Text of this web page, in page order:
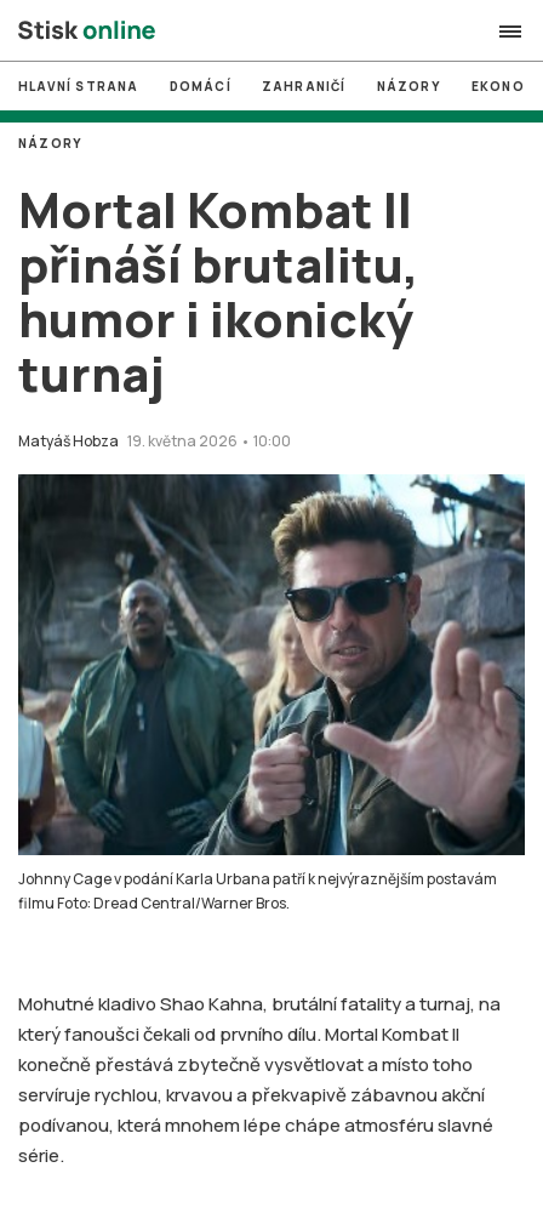
search
# MUNI
# Brno
# volby
login PŘIHLÁSIT SE
Zapomněli jste heslo?
HLAVNÍ STRANA DOMÁCÍ ZAHRANIČÍ NÁZORY
Mortal Kombat II
přináší brutalitu,
humor i ikonický
turnaj
Matyáš Hobza 19. května 2026 • 10:00
NÁZORY
Johnny Cage v podání Karla Urbana patří k nejvýraznějším postavám
filmu Foto: Dread Central/Warner Bros.
Mohutné kladivo Shao Kahna, brutální fatality a turnaj, na
který fanoušci čekali od prvního dílu. Mortal Kombat II
konečně přestává zbytečně vysvětlovat a místo toho
servíruje rychlou, krvavou a překvapivě zábavnou akční
podívanou, která mnohem lépe chápe atmosféru slavné
série.